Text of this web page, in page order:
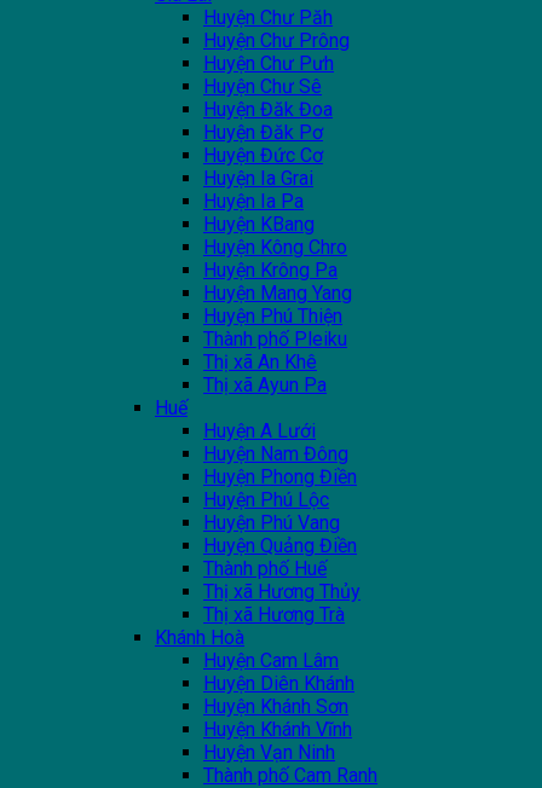
Huyện Chư Păh
Huyện Chư Prông
Huyện Chư Pưh
Huyện Chư Sê
Huyện Đăk Đoa
Huyện Đăk Pơ
Huyện Đức Cơ
Huyện Ia Grai
Huyện Ia Pa
Huyện KBang
Huyện Kông Chro
Huyện Krông Pa
Huyện Mang Yang
Huyện Phú Thiện
Thành phố Pleiku
Thị xã An Khê
Thị xã Ayun Pa
Huế
Huyện A Lưới
Huyện Nam Đông
Huyện Phong Điền
Huyện Phú Lộc
Huyện Phú Vang
Huyện Quảng Điền
Thành phố Huế
Thị xã Hương Thủy
Thị xã Hương Trà
Khánh Hoà
Huyện Cam Lâm
Huyện Diên Khánh
Huyện Khánh Sơn
Huyện Khánh Vĩnh
Huyện Vạn Ninh
Thành phố Cam Ranh